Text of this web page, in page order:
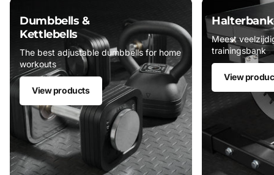
Dumbbells &
Kettlebells
The best adjustable dumbbells for home
workouts
View products
Meest
trainingsbank
View